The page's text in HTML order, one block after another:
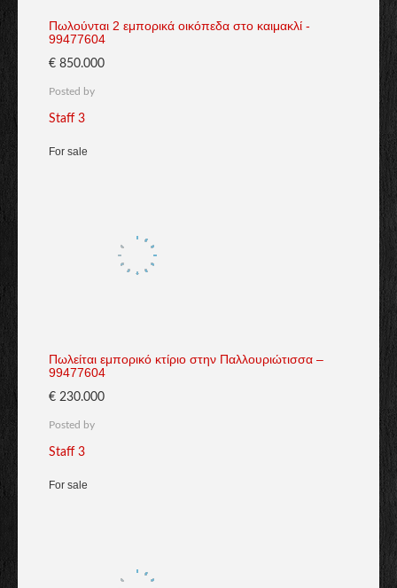
Πωλούνται 2 εμπορικά οικόπεδα στο καιμακλί -
99477604
€ 850.000
Posted by
Staff 3
For sale
Πωλείται εμπορικό κτίριο στην Παλλουριώτισσα –
99477604
€ 230.000
Posted by
Staff 3
For sale